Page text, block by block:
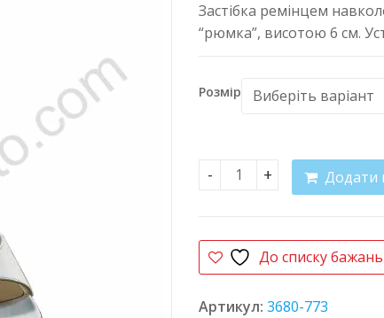
Застібка ремінцем
“рюмка”, висотою 6 см.
Розмір
Босоніжки шкіряніДодати
До списку бажань
Артикул: 3680-773